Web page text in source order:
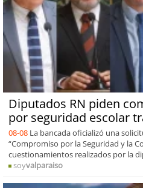
Diputados RN piden
por seguridad escolar
08-08 La bancada oficializó una
“Compromiso por la Seguridad y la
cuestionamientos realizados por la
soyvalparaiso